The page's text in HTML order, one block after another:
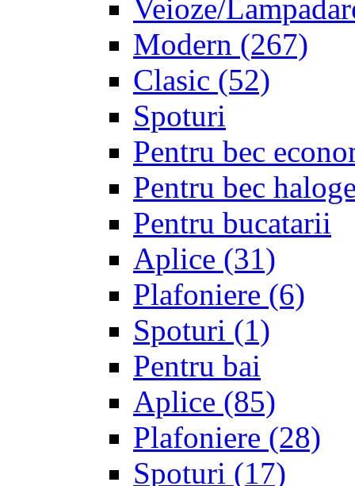
Veioze/
Modern (267)
Clasic (52)
Spoturi
Pentru bec
Pentru bec
Pentru bucatarii
Aplice (31)
Plafoniere (6)
Spoturi (1)
Pentru bai
Aplice (85)
Plafoniere (28)
Spoturi (17)